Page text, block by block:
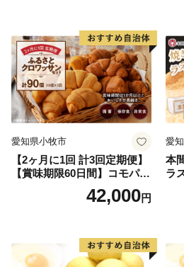
愛知県小牧市
【2ヶ月に1回 計3回定期便】
【賞味期限60日間】コモパ
ン ふるさとクロワッサンセ
ット（計90個）／災害用備蓄
42,000円
愛
本
ラ